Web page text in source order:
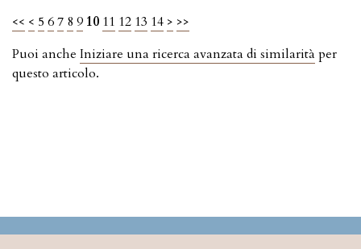
<< < 5 67 8 9 10 11 12 13 14 > >>
Puoi anche Iniziare una ricerca avanzata di similarità per
questo articolo.